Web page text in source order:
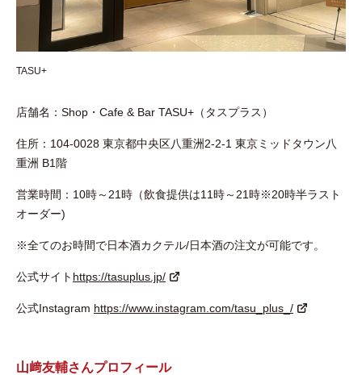
TASU+
店舗名：Shop・Cafe & Bar TASU+（タスプラス）
住所：104-0028 東京都中央区八重洲2-2-1 東京ミッドタウン八
重洲 B1階
営業時間：10時～21時（飲食提供は11時～21時※20時半ラスト
オーダー)
※全てのお時間で日本酒カクテル/日本酒の注文が可能です。
公式サイト https://tasuplus.jp/
公式Instagram https://www.instagram.com/tasu_plus_/
山﨑友輔さんプロフィール